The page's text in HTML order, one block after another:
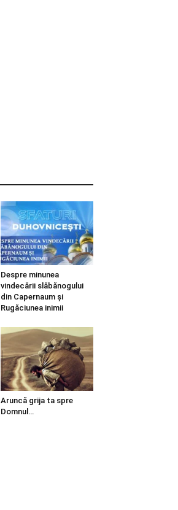
Despre minunea
vindecării slăbănogului
din Capernaum și
Rugăciunea inimii
Aruncă grija ta spre
Domnul…